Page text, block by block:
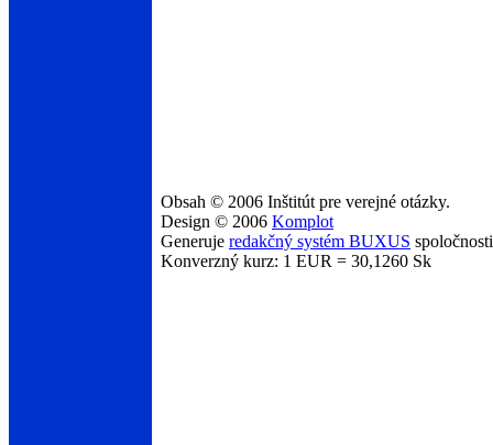
Obsah © 2006 Inštitút pre verejné otázky.
Design © 2006 Komplot
Generuje redakčný systém BUXUS
Konverzný kurz: 1 EUR = 30,1260 Sk